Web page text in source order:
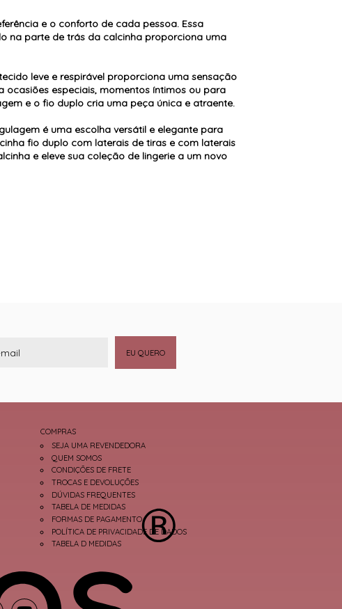
e o conforto de cada pessoa. Essa
na parte de trás da calcinha proporciona uma
leve e respirável proporciona uma sensação
especiais, momentos íntimos ou para
e o fio duplo cria uma peça única e atraente.
é uma escolha versátil e elegante para
fio duplo com laterais de tiras e com laterais
e eleve sua coleção de lingerie a um novo
EU QUERO
COMPRAS
SEJA UMA REVENDEDORA
QUEM SOMOS
CONDIÇÕES DE FRETE
TROCAS E DEVOLUÇÕES
DÚVIDAS FREQUENTES
TABELA DE MEDIDAS
FORMAS DE PAGAMENTO
POLÍTICA DE PRIVACIDADE DE DADOS
TABELA D MEDIDAS